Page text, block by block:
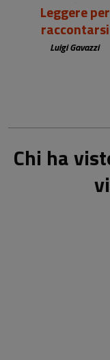
Leggere per
raccontarsi
Luigi Gavazzi
Chi ha